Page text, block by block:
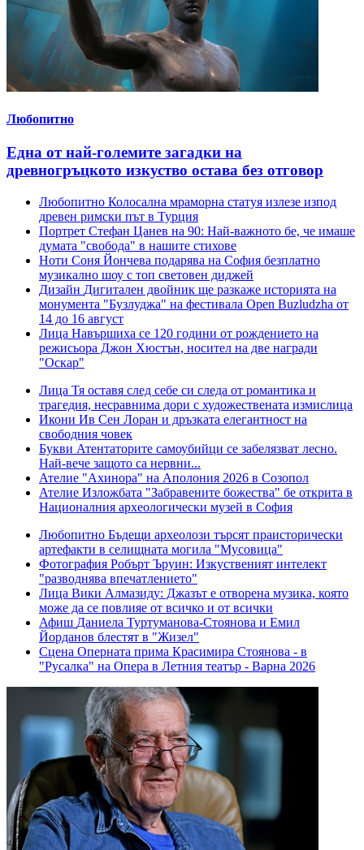
Любопитно
Една от най-големите загадки на
древногръцкото изкуство остава без отговор
Любопитно Колосална мраморна статуя излезе изпод
древен римски път в Турция
Портрет Стефан Цанев на 90: Най-важното бе, че имаше
думата "свобода" в нашите стихове
Ноти Соня Йончева подарява на София безплатно
музикално шоу с топ световен диджей
Дизайн Дигитален двойник ще разкаже историята на
монумента "Бузлуджа" на фестивала Open Buzludzha от
14 до 16 август
Лица Навършиха се 120 години от рождението на
режисьора Джон Хюстън, носител на две награди
"Оскар"
Лица Тя оставя след себе си следа от романтика и
трагедия, несравнима дори с художествената измислица
Икони Ив Сен Лоран и дръзката елегантност на
свободния човек
Букви Атентаторите самоубийци се забелязват лесно.
Най-вече защото са нервни...
Ателие "Ахинора" на Аполония 2026 в Созопол
Ателие Изложбата "Забравените божества" бе открита в
Националния археологически музей в София
Любопитно Бъдещи археолози търсят праисторически
артефакти в селищната могила "Мусовица"
Фотография Робърт Ъруин: Изкуственият интелект
"разводнява впечатлението"
Лица Вики Алмазиду: Джазът е отворена музика, която
може да се повлияе от всичко и от всички
Афиш Даниела Туртуманова-Стоянова и Емил
Йорданов блестят в "Жизел"
Сцена Оперната прима Красимира Стоянова - в
"Русалка" на Опера в Летния театър - Варна 2026